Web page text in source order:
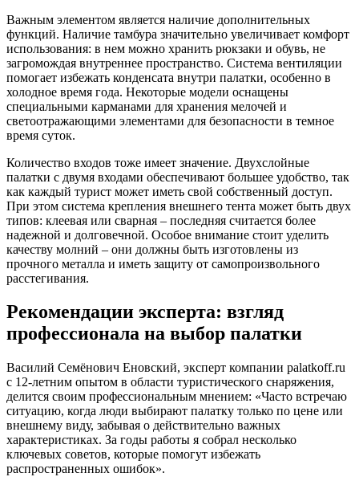
Важным элементом является наличие дополнительных
функций. Наличие тамбура значительно увеличивает комфорт
использования: в нем можно хранить рюкзаки и обувь, не
загромождая внутреннее пространство. Система вентиляции
помогает избежать конденсата внутри палатки, особенно в
холодное время года. Некоторые модели оснащены
специальными карманами для хранения мелочей и
светоотражающими элементами для безопасности в темное
время суток.
Количество входов тоже имеет значение. Двухслойные
палатки с двумя входами обеспечивают большее удобство, так
как каждый турист может иметь свой собственный доступ.
При этом система крепления внешнего тента может быть двух
типов: клеевая или сварная – последняя считается более
надежной и долговечной. Особое внимание стоит уделить
качеству молний – они должны быть изготовлены из
прочного металла и иметь защиту от самопроизвольного
расстегивания.
Рекомендации эксперта: взгляд
профессионала на выбор палатки
Василий Семёнович Еновский, эксперт компании palatkoff.ru
с 12-летним опытом в области туристического снаряжения,
делится своим профессиональным мнением: «Часто встречаю
ситуацию, когда люди выбирают палатку только по цене или
внешнему виду, забывая о действительно важных
характеристиках. За годы работы я собрал несколько
ключевых советов, которые помогут избежать
распространенных ошибок».